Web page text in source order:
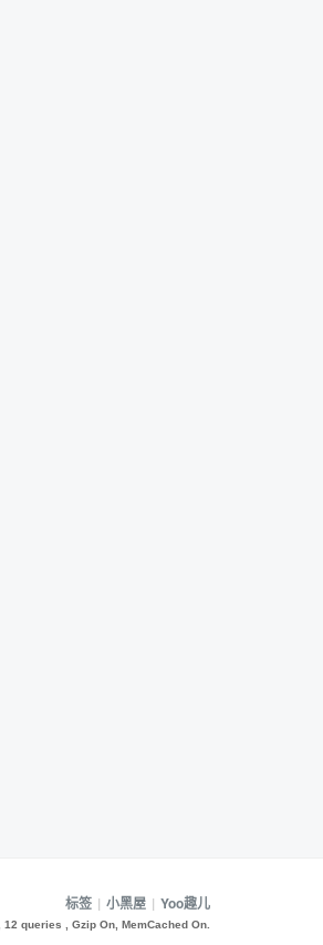
标签 | 小黑屋 | Yoo趣儿
queries , Gzip On, MemCached On.